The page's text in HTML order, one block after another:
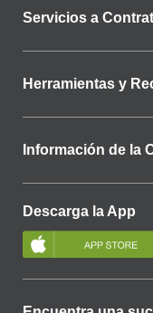
Servicios a
Herramientas y
Información de la
Descarga la App